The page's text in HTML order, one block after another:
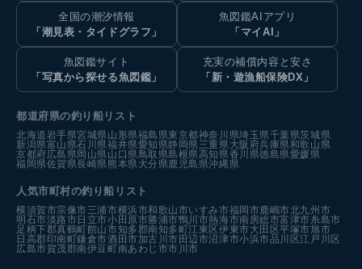
全国の潮汐情報
「潮見表・タイドグラフ」
魚図鑑AIアプリ
「マイAI」
魚図鑑サイト
「写真から探せる魚図鑑」
充実の補償内容と安さ
「新・遊漁船保険DX」
都道府県の釣り船リスト
北海道岩手県宮城県山形県福島県東京都神奈川県埼玉県千葉県茨城県
新潟県富山県石川県福井県愛知県静岡県三重県大阪府兵庫県和歌山県
京都府広島県岡山県山口県鳥取県島根県高知県香川県徳島県愛媛県
福岡県佐賀県長崎県熊本県大分県鹿児島県沖縄県
人気市町村の釣り船リスト
横須賀市宗像市三浦市横浜市和歌山市いすみ市福岡市鹿嶋市北九州市
明石市淡路市 日立市小田原市勝浦市鴨川市熱海市南房総市富津市糸島市
足柄下郡真鶴町館山市知多郡南知多町江東区伊東市大田区平塚市旭市
日高郡印南町鎌倉市酒田市加古川市 田辺市沼津市小浜市品川区江戸川区
広島市賀茂郡南伊豆町南あわじ市市川市